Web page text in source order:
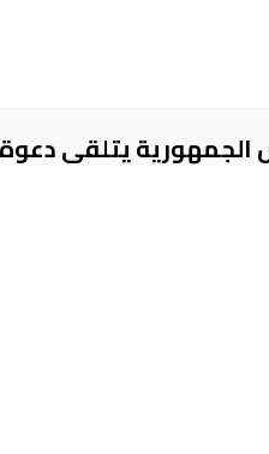
الجمهورية يتلقى دعوة
فيتنام